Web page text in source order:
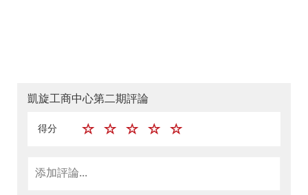
凱旋工商中心第二期評論
得分